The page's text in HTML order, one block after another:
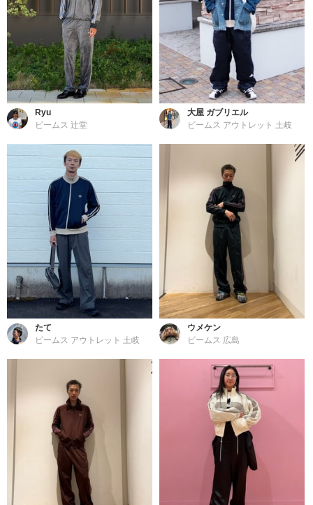
Ryu
ビームス 辻堂
大屋 ガブリエル
ビームス アウトレット 土岐
たて
ビームス アウトレット 土岐
ウメケン
ビームス 広島